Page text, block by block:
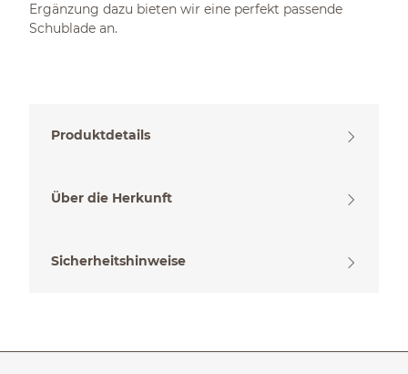
Ergänzung dazu bieten wir eine perfekt passende
Schublade an.
Produktdetails
Über die Herkunft
Sicherheitshinweise